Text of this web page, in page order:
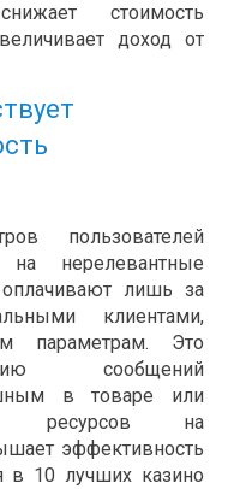
стоимость
доход от
пользователей
нерелевантные
лишь за
клиентами,
параметрам. Это
сообщений
в товаре или
ресурсов на
эффективность
в 10 лучших казино